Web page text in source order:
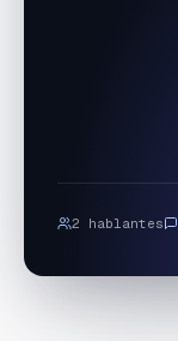
2 hablantes